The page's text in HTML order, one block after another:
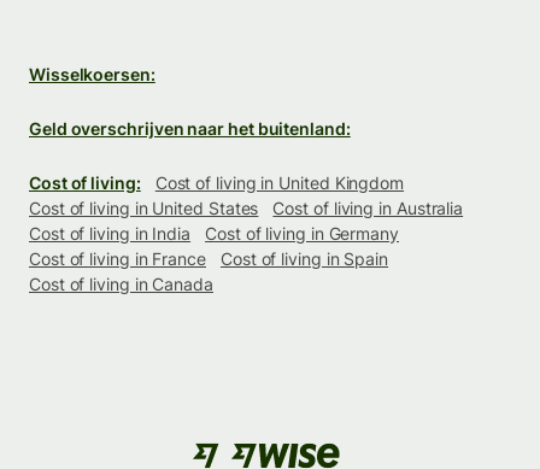
Wisselkoersen:
Geld overschrijven naar het buitenland:
Cost of living:
Cost of living in United Kingdom
Cost of living in United States
Cost of living in Australia
Cost of living in India
Cost of living in Germany
Cost of living in France
Cost of living in Spain
Cost of living in Canada